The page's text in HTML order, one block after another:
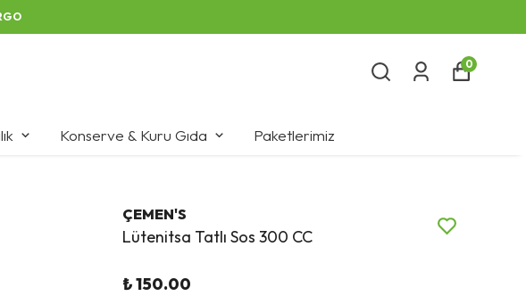
Konserve & Kuru Gıda Paketlerimiz
0
ÇEMEN'S
Lütenitsa Tatlı Sos 300 CC
₺ 150.00